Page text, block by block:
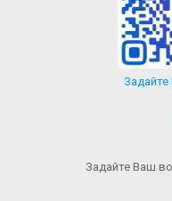
Задайте Ваш